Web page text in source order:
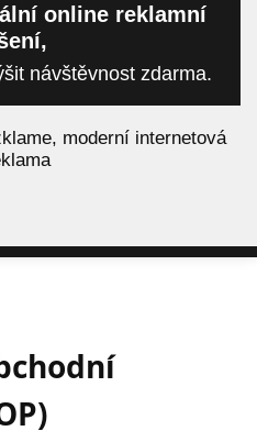
online reklamní
návštěvnost zdarma.
moderní internetová